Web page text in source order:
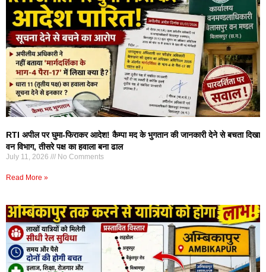
RTI अपील पर घुमा-फिराकर आदेश! कैम्पा मद के भुगतान की जानकारी देने से बचता दिखा
वन विभाग, तीसरे पक्ष का हवाला बना ढाल
July 11, 2026 No Comments
Read More »